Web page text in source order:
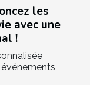
les
avec une
!